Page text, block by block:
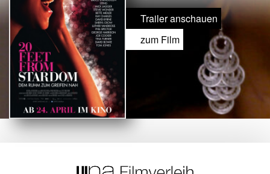
Trailer anschauen
zum Film